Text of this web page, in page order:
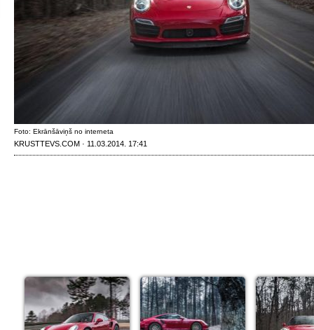
Foto: Ekrānšāviņš no interneta
KRUSTTEVS.COM · 11.03.2014. 17:41